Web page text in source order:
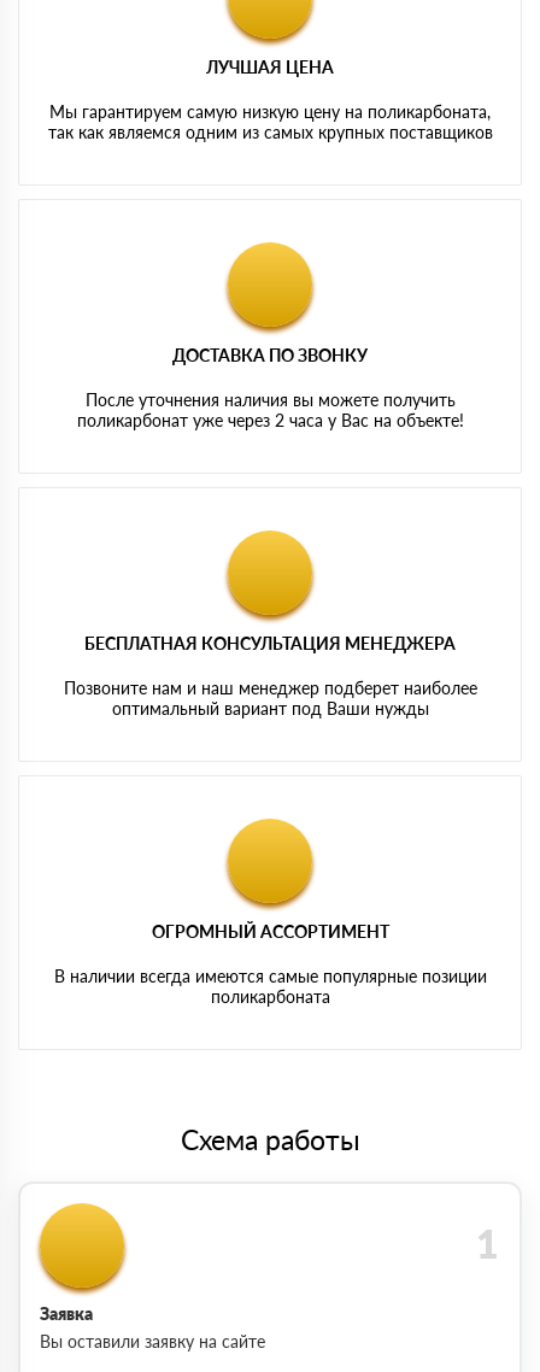
ЛУЧШАЯ ЦЕНА
Мы гарантируем самую низкую цену на поликарбоната,
так как являемся одним из самых крупных поставщиков
ДОСТАВКА ПО ЗВОНКУ
После уточнения наличия вы можете получить
поликарбонат уже через 2 часа у Вас на объекте!
БЕСПЛАТНАЯ КОНСУЛЬТАЦИЯ МЕНЕДЖЕРА
Позвоните нам и наш менеджер подберет наиболее
оптимальный вариант под Ваши нужды
ОГРОМНЫЙ АССОРТИМЕНТ
В наличии всегда имеются самые популярные позиции
поликарбоната
Схема работы
Заявка
Вы оставили заявку на сайте